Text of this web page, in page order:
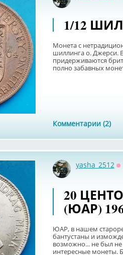
1/12
Монета с
шиллинга о. Джерси.
придерживаются
полно забавных
Комментарии (2)
yasha_2512
20
(ЮАР)
ЮАР, в нашем
бантустаны и
возможно... не был
интересные монеты.